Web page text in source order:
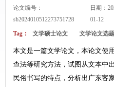
论文编号：
sb2024010512273751728
日期：
01-12
Tag： 文学硕士论文 文学论文选题
本文是一篇文学论文，本论文使
查法等研究方法，试图从文本中
民俗书写的特点，分析出广东客